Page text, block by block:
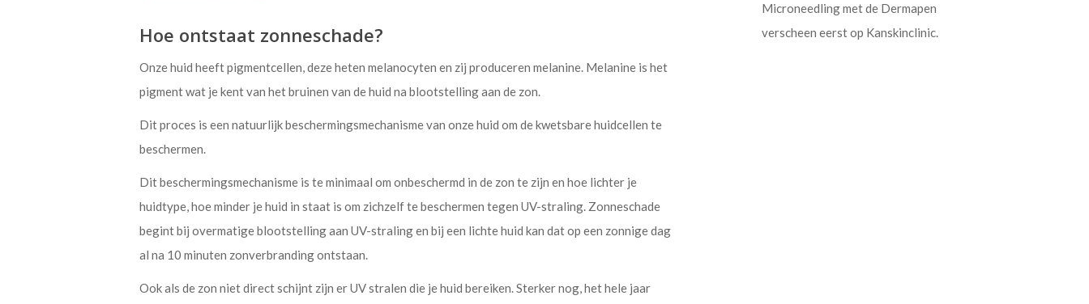
Hoe ontstaat zonneschade?
Onze huid heeft pigmentcellen, deze heten melanocyten en zij produceren melanine. Melanine is het
pigment wat je kent van het bruinen van de huid na blootstelling aan de zon.
Dit proces is een natuurlijk beschermingsmechanisme van onze huid om de kwetsbare huidcellen te
beschermen.
Dit beschermingsmechanisme is te minimaal om onbeschermd in de zon te zijn en hoe lichter je
huidtype, hoe minder je huid in staat is om zichzelf te beschermen tegen UV-straling. Zonneschade
begint bij overmatige blootstelling aan UV-straling en bij een lichte huid kan dat op een zonnige dag
al na 10 minuten zonverbranding ontstaan.
Ook als de zon niet direct schijnt zijn er UV stralen die je huid bereiken. Sterker nog, het hele jaar
Microneedling met de Dermapen
verscheen eerst op Kanskinclinic.